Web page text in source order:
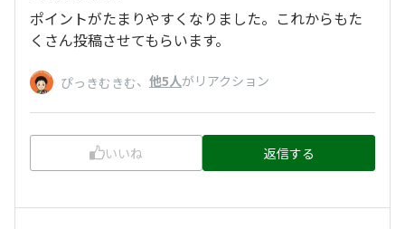
ポイントがたまりやすくなりました。これからもた
くさん投稿させてもらいます。
ぴっきむきむ、 他5人がリアクション
いいね 返信する